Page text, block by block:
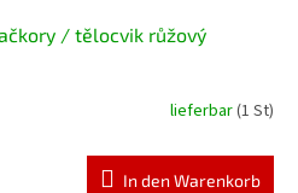
/ tělocvik růžový
lieferbar(1 St)
In den Warenkorb